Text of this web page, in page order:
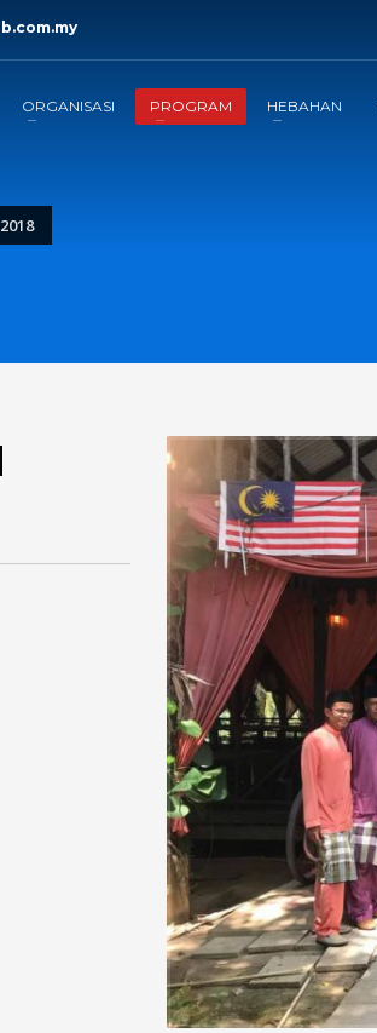
ORGANISASI PROGRAM HEBAHAN